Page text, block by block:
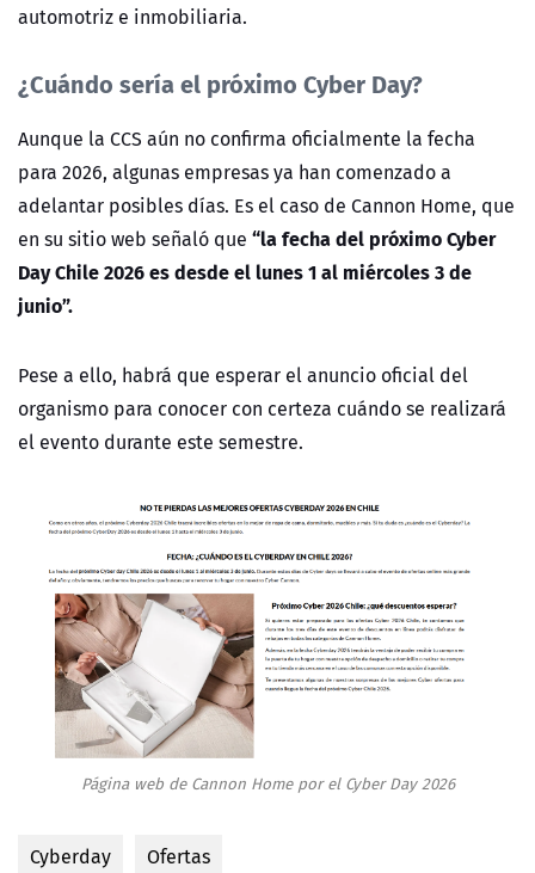
automotriz e inmobiliaria.
¿Cuándo sería el próximo Cyber Day?
Aunque la CCS aún no confirma oficialmente la fecha
para 2026, algunas empresas ya han comenzado a
adelantar posibles días. Es el caso de Cannon Home, que
en su sitio web señaló que “la fecha del próximo Cyber
Day Chile 2026 es desde el lunes 1 al miércoles 3 de
junio”.
Pese a ello, habrá que esperar el anuncio oficial del
organismo para conocer con certeza cuándo se realizará
el evento durante este semestre.
Página web de Cannon Home por el Cyber Day 2026
Cyberday Ofertas